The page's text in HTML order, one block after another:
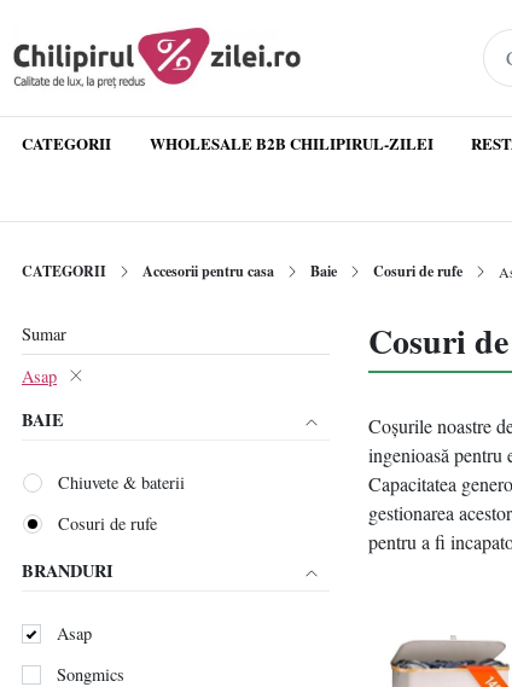
CATEGORII WHOLESALE B2B CHILIPIRUL-ZILEI
CATEGORII Accesorii pentru casa Baie Cosuri de rufe
Sumar
Asap
BAIE
Chiuvete & baterii
Cosuri de rufe
BRANDURI
Asap
Songmics
Cosuri
Coșurile noastre
ingenioasă pentru
Capacitatea
gestionarea
pentru a fi